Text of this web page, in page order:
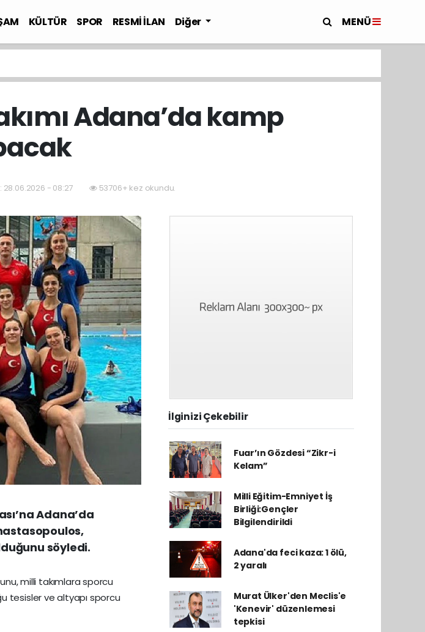
KÜLTÜR SPOR RESMİ İLAN Diğer MENÜ
Adana’da kamp
- 08:27 53706+ kez okundu.
Adana’da
söyledi.
milli takımlara sporcu
tesisler ve altyapı sporcu
İlginizi Çekebilir
Fuar’ın Gözdesi “Zikr-i
Kelam”
Milli Eğitim-Emniyet İş
Birliği:Gençler
Bilgilendirildi
Adana'da feci kaza: 1 ölü,
2 yaralı
Murat Ülker'den Meclis'e
'Kenevir' düzenlemesi
tepkisi